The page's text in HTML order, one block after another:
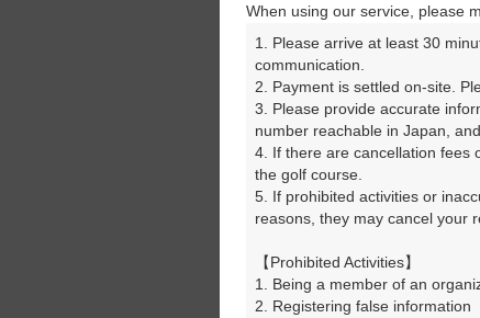
When using our service, please
1. Please arrive at least 30
communication.
2. Payment is settled on-site.
3. Please provide accurate
number reachable in Japan,
4. If there are cancellation fees
the golf course.
5. If prohibited activities or
reasons, they may cancel your
【Prohibited Activities】
1. Being a member of an
2. Registering false information